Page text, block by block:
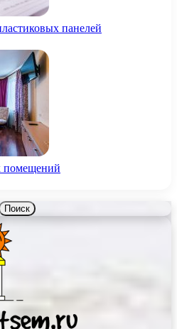
панелей
помещений